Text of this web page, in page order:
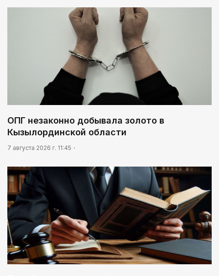
ОПГ незаконно добывала золото в
Кызылординской области
7 августа 2026 г. 11:45